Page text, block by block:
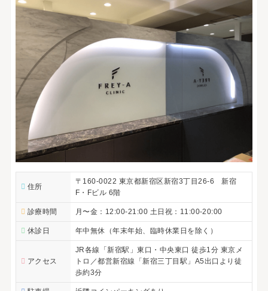
住所
〒160-0022 東京都新宿区新宿3丁目26-6 新宿
F・Fビル 6階
診療時間 月〜金：12:00-21:00 土日祝：11:00-20:00
休診日 年中無休（年末年始、臨時休業日を除く）
アクセス
JR各線「新宿駅」東口・中央東口 徒歩1分 東京メ
トロ／都営新宿線「新宿三丁目駅」A5出口より徒
歩約3分